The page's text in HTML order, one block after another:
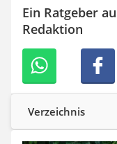
Wildkamera
Wischmopp
Trinkflasche
Thermokanne
Elektrische Pfeffermühle
Waschsauger
Geflügelschere
Ein Ratgeber
Redaktion
Verzeichnis